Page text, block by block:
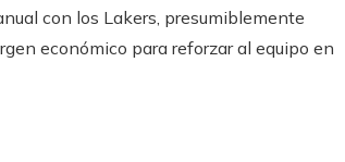
con los Lakers, presumiblemente
económico para reforzar al equipo en